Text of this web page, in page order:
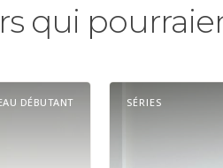
qui
DÉBUTANT SÉRIES